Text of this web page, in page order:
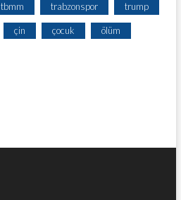
tbmm trabzonspor trump
çin çocuk ölüm